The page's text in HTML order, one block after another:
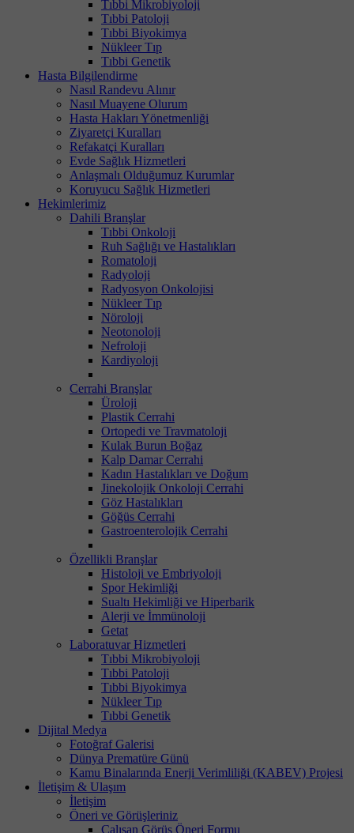
Tıbbi Mikrobiyoloji
Tıbbi Patoloji
Tıbbi Biyokimya
Nükleer Tıp
Tıbbi Genetik
Hasta Bilgilendirme
Nasıl Randevu Alınır
Nasıl Muayene Olurum
Hasta Hakları Yönetmenliği
Ziyaretçi Kuralları
Refakatçi Kuralları
Evde Sağlık Hizmetleri
Anlaşmalı Olduğumuz Kurumlar
Koruyucu Sağlık Hizmetleri
Hekimlerimiz
Dahili Branşlar
Tıbbi Onkoloji
Ruh Sağlığı ve Hastalıkları
Romatoloji
Radyoloji
Radyosyon Onkolojisi
Nükleer Tıp
Nöroloji
Neotonoloji
Nefroloji
Kardiyoloji
Cerrahi Branşlar
Üroloji
Plastik Cerrahi
Ortopedi ve Travmatoloji
Kulak Burun Boğaz
Kalp Damar Cerrahi
Kadın Hastalıkları ve Doğum
Jinekolojik Onkoloji Cerrahi
Göz Hastalıkları
Göğüs Cerrahi
Gastroenterolojik Cerrahi
Özellikli Branşlar
Histoloji ve Embriyoloji
Spor Hekimliği
Sualtı Hekimliği ve Hiperbarik
Alerji ve İmmünoloji
Getat
Laboratuvar Hizmetleri
Tıbbi Mikrobiyoloji
Tıbbi Patoloji
Tıbbi Biyokimya
Nükleer Tıp
Tıbbi Genetik
Dijital Medya
Fotoğraf Galerisi
Dünya Prematüre Günü
Kamu Binalarında Enerji Verimliliği (KABEV) Projesi
İletişim & Ulaşım
İletişim
Öneri ve Görüşleriniz
Çalışan Görüş Öneri Formu